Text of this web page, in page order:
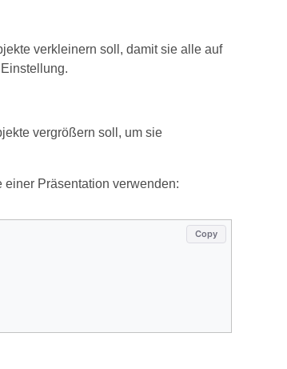
verkleinern soll, damit sie alle auf
vergrößern soll, um sie
Präsentation verwenden:
Copy